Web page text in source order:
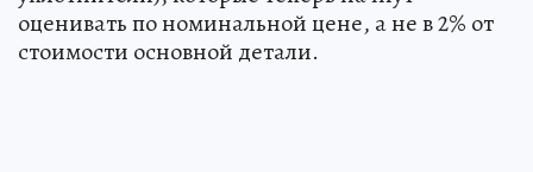
оценивать по номинальной цене, а не в 2% от
стоимости основной детали.